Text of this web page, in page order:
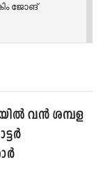
ജോങ്
വൻ ശമ്പള